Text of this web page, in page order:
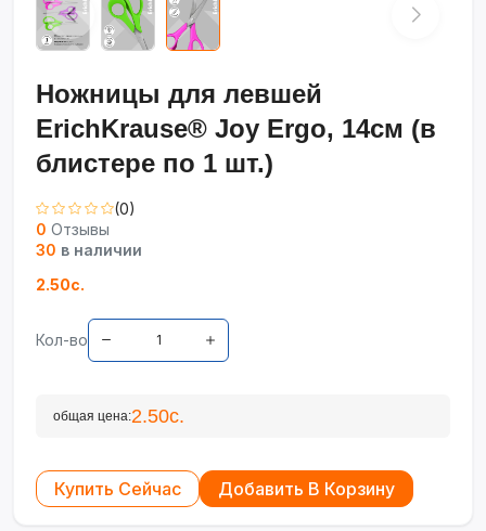
Ножницы для левшей
ErichKrause® Joy Ergo, 14см (в
блистере по 1 шт.)
(0)
0 Отзывы
30 в наличии
2.50с.
Кол-во
общая цена:2.50с.
Купить Сейчас Добавить В Корзину